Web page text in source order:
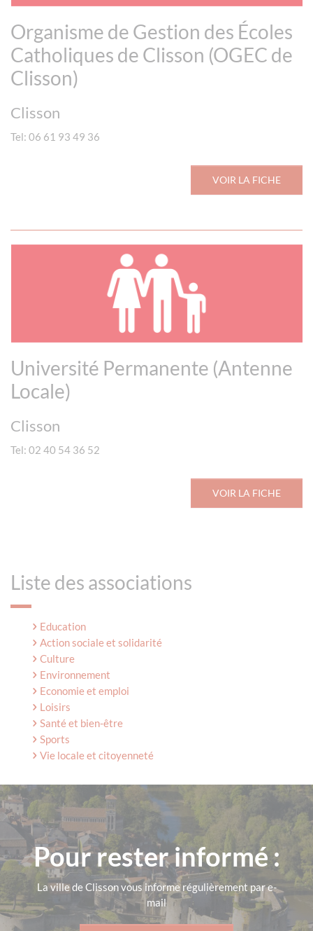
Organisme de Gestion des Écoles
Catholiques de Clisson (OGEC de
Clisson)
Clisson
Tel: 06 61 93 49 36
VOIR LA FICHE
Université Permanente (Antenne
Locale)
Clisson
Tel: 02 40 54 36 52
VOIR LA FICHE
Liste des associations
Education
Action sociale et solidarité
Culture
Environnement
Economie et emploi
Loisirs
Santé et bien-être
Sports
Vie locale et citoyenneté
Pour rester informé :
La ville de Clisson vous informe régulièrement par e-
mail